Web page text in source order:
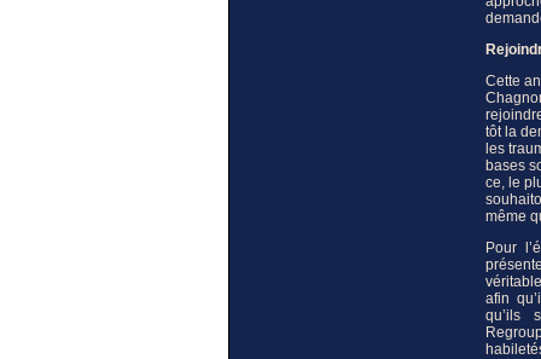
Cette
tôt la
les
bases
ce, le
même
Pour
afin
qu’ils